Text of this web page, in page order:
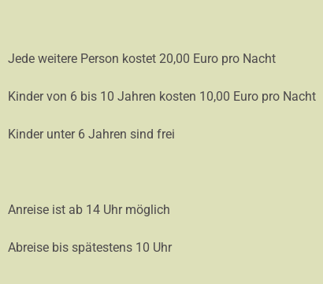
Jede weitere Person kostet 20,00 Euro pro Nacht
Kinder von 6 bis 10 Jahren kosten 10,00 Euro pro Nacht
Kinder unter 6 Jahren sind frei
Anreise ist ab 14 Uhr möglich
Abreise bis spätestens 10 Uhr